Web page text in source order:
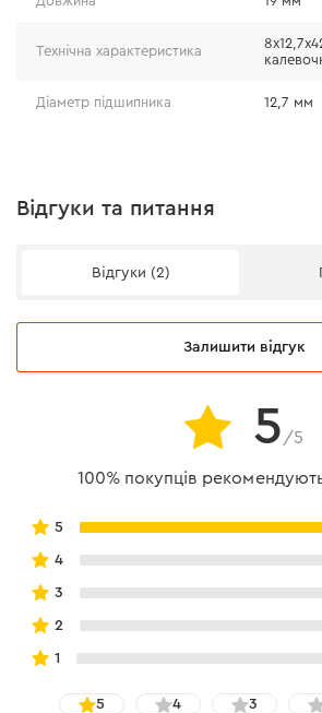
Технічна характеристика
Діаметр підшипника 12,7 мм
Відгуки та питання
Відгуки (2)
Залишити відгук
5 /5
100% покупців
5
4
3
2
1
5 4 3